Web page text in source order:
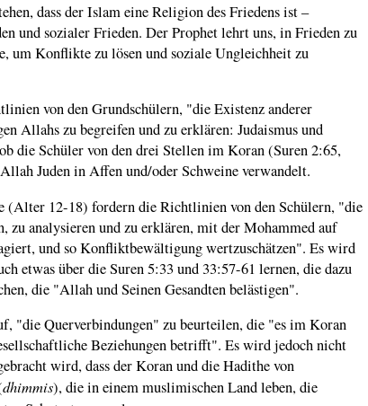
dass der Islam eine Religion des Friedens ist –
und sozialer Frieden. Der Prophet lehrt uns, in Frieden zu
um Konflikte zu lösen und soziale Ungleichheit zu
von den Grundschülern, "die Existenz anderer
Allahs zu begreifen und zu erklären: Judaismus und
die Schüler von den drei Stellen im Koran (Suren 2:65,
Juden in Affen und/oder Schweine verwandelt.
(Alter 12-18) fordern die Richtlinien von den Schülern, "die
zu analysieren und zu erklären, mit der Mohammed auf
und so Konfliktbewältigung wertzuschätzen". Es wird
etwas über die Suren 5:33 und 33:57-61 lernen, die dazu
die "Allah und Seinen Gesandten belästigen".
"die Querverbindungen" zu beurteilen, die "es im Koran
Beziehungen betrifft". Es wird jedoch nicht
wird, dass der Koran und die Hadithe von
dhimmis), die in einem muslimischen Land leben, die